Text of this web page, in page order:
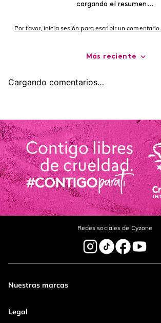
cargando el resumen…
Por favor, inicia sesión para escribir un comentario.
Más reciente
Cargando comentarios…
Redes sociales de Cyzone
Nuestras marcas
Legal